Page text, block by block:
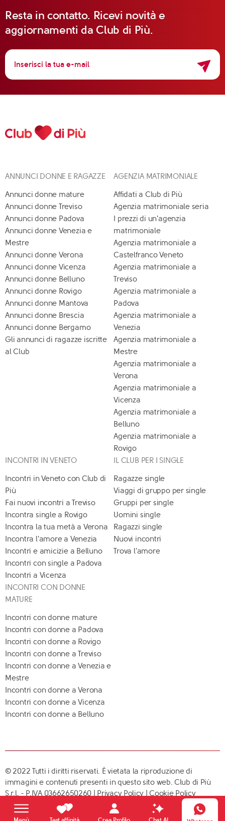
Resta in contatto. Ricevi novità e
aggiornamenti da Club di Più.
ANNUNCI DONNE E RAGAZZE
Annunci donne mature
Annunci donne Treviso
Annunci donne Padova
Annunci donne Venezia e
Mestre
Annunci donne Verona
Annunci donne Vicenza
Annunci donne Belluno
Annunci donne Rovigo
Annunci donne Mantova
Annunci donne Brescia
Annunci donne Bergamo
Gli annunci di ragazze iscritte
al Club
AGENZIA MATRIMONIALE
Affidati a Club di Più
Agenzia matrimoniale seria
I prezzi di un'agenzia
matrimoniale
Agenzia matrimoniale a
Castelfranco Veneto
Agenzia matrimoniale a
Treviso
Agenzia matrimoniale a
Padova
Agenzia matrimoniale a
Venezia
Agenzia matrimoniale a
Mestre
Agenzia matrimoniale a
Verona
Agenzia matrimoniale a
Vicenza
Agenzia matrimoniale a
Belluno
Agenzia matrimoniale a
Rovigo
INCONTRI IN VENETO
Incontri in Veneto con Club di
Più
Fai nuovi incontri a Treviso
Incontra single a Rovigo
Incontra la tua metà a Verona
Incontra l'amore a Venezia
Incontri e amicizie a Belluno
Incontri con single a Padova
Incontri a Vicenza
IL CLUB PER I SINGLE
Ragazze single
Viaggi di gruppo per single
Gruppi per single
Uomini single
Ragazzi single
Nuovi incontri
Trova l'amore
INCONTRI CON DONNE
MATURE
Incontri con donne mature
Incontri con donne a Padova
Incontri con donne a Rovigo
Incontri con donne a Treviso
Incontri con donne a Venezia e
Mestre
Incontri con donne a Verona
Incontri con donne a Vicenza
Incontri con donne a Belluno
© 2022 Tutti i diritti riservati. È vietata la riproduzione di
immagini e contenuti presenti in questo sito web. Club di Più
S.r.l. - P.IVA 03662650260 | Privacy Policy |Cookie Policy